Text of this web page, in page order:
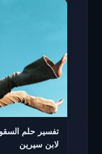
تفسير حلم
لابن سيرين